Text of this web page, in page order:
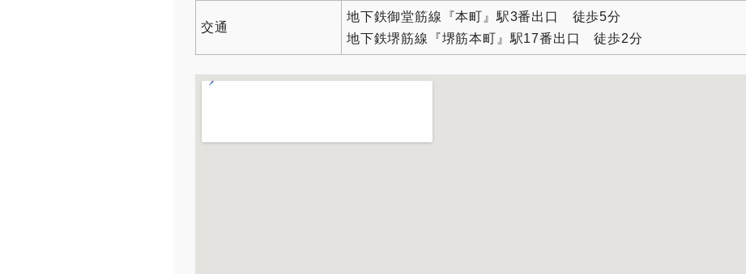
交通
地下鉄御堂筋線『本町』駅3番出口 徒歩5分
地下鉄堺筋線『堺筋本町』駅17番出口 徒歩2分